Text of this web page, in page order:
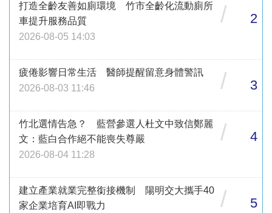
打造全齡友善如廁環境 竹市全齡化流動廁所
車提升服務品質
2026-08-05 14:03
/ 2
疲倦影響日常生活 醫師提醒留意身體警訊
2026-08-03 11:46
/ 3
竹北選情告急？ 藍營參選人杜文中致信鄭麗
文：藍白合作絕不能喪失尊嚴
2026-08-04 11:28
/ 4
建立產業就業完整銜接機制 陽明交大攜手40
家企業培育AI即戰力
/ 5